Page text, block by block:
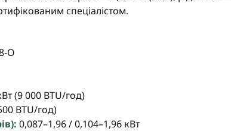
спеціалістом.
O
(9 000 BTU/год)
BTU/год)
0,087–1,96 / 0,104–1,96 кВт